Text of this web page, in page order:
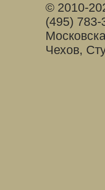
© 2010-
(495)
Чехов,